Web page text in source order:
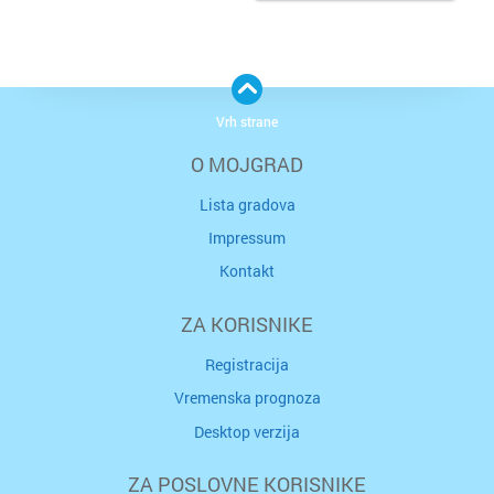
O MOJGRAD
Lista gradova
Impressum
Kontakt
ZA KORISNIKE
Registracija
Vremenska prognoza
Desktop verzija
ZA POSLOVNE KORISNIKE
Vrh strane